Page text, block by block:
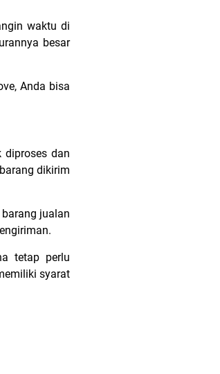
waktu di
besar
Anda bisa
diproses dan
dikirim
jualan
tetap perlu
syarat